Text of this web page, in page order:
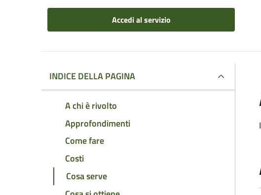
Accedi al servizio
INDICE DELLA PAGINA
A chi è rivolto
Approfondimenti
Come fare
Costi
Cosa serve